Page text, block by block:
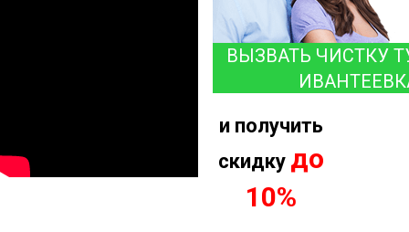
ВЫЗВАТЬ ЧИСТКУ
и получить
скидку до
10%